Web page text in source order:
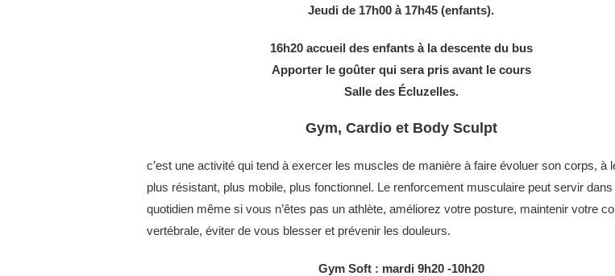
Jeudi de 17h00 à 17h45 (enfants).
16h20 accueil des enfants à la descente du bus
Apporter le goûter qui sera pris avant le cours
Salle des Écluzelles.
Gym, Cardio et Body Sculpt
c’est une activité qui tend à exercer les muscles de manière à faire évoluer son corps, à
plus résistant, plus mobile, plus fonctionnel. Le renforcement musculaire peut servir
quotidien même si vous n’êtes pas un athlète, améliorez votre posture, maintenir votre
vertébrale, éviter de vous blesser et prévenir les douleurs.
Gym Soft : mardi 9h20 -10h20